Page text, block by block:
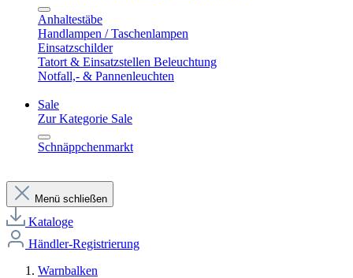
Anhaltestäbe
Handlampen / Taschenlampen
Einsatzschilder
Tatort & Einsatzstellen Beleuchtung
Notfall,- & Pannenleuchten
Sale
Zur Kategorie Sale
Schnäppchenmarkt
Menü schließen
Kataloge
Händler-Registrierung
Warnbalken